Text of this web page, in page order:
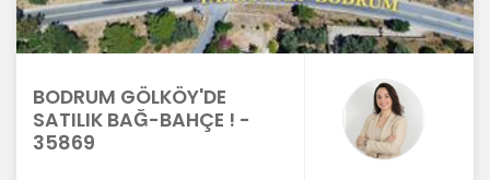
BODRUM GÖLKÖY'DE
SATILIK BAĞ-BAHÇE ! -
35869